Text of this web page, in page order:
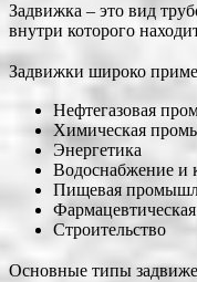
Задвижка – это вид
внутри которого
Задвижки широко
Нефтегазовая
Химическая
Энергетика
Водоснабжение и
Пищевая
Строительство
Основные типы